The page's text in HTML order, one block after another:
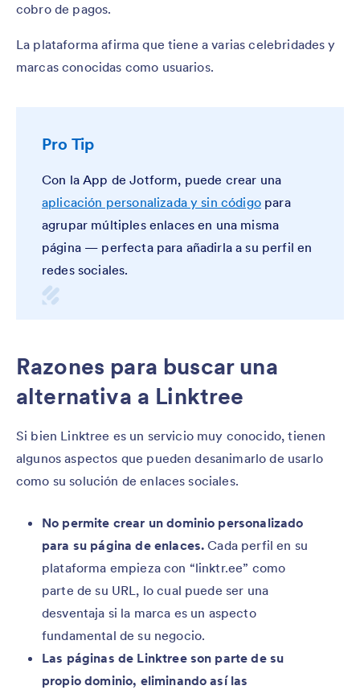
cobro de pagos.
La plataforma afirma que tiene a varias celebridades y
marcas conocidas como usuarios.
Pro Tip
Con la App de Jotform, puede crear una
aplicación personalizada y sin códigopara
agrupar múltiples enlaces en una misma
página — perfecta para añadirla a su perfil en
redes sociales.
Razones para buscar una
alternativa a Linktree
Si bien Linktree es un servicio muy conocido, tienen
algunos aspectos que pueden desanimarlo de usarlo
como su solución de enlaces sociales.
No permite crear un dominio personalizado
para su página de enlaces.Cada perfil en su
plataforma empieza con “linktr.ee” como
parte de su URL, lo cual puede ser una
desventaja si la marca es un aspecto
fundamental de su negocio.
Las páginas de Linktree son parte de su
propio dominio, eliminando así las